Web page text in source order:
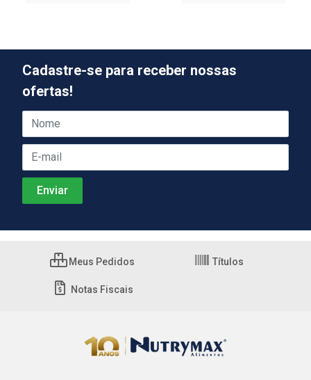
Cadastre-se para receber nossas
ofertas!
Meus Pedidos Títulos
Notas Fiscais